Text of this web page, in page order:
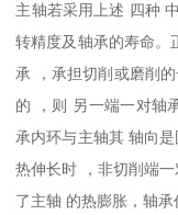
主轴若采用上述 四种
转精度及轴承的寿命。
承 ，承担切削或磨削
的 ，则 另一端一对轴
承内环与主轴其 轴向
热伸长时 ，非切削端
了主轴 的热膨胀，轴承